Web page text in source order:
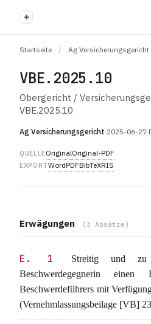
+
Startseite / Ag Versicherungsgericht
VBE.2025.10
Obergericht /
VBE.2025.10
Ag Versicherungsgericht·2025-06-27·
QUELLEOriginalOriginal-PDF
EXPORTWordPDFBibTeXRIS
Erwägungen (3 Absätze)
E. 1
Streitig und
Beschwerdegegnerin
Beschwerdeführers mit
(Vernehmlassungsbeilage [VB]